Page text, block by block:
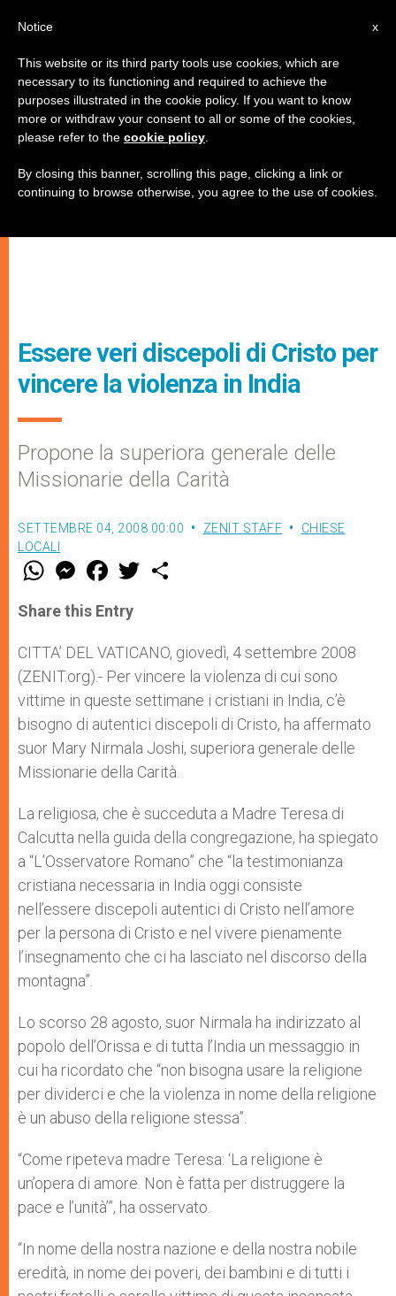
Essere veri discepoli di Cristo per
vincere la violenza in India
Propone la superiora generale delle
Missionarie della Carità
SETTEMBRE 04, 2008 00:00 ZENIT STAFF
CHIESE
LOCALI
W
t
s
p
p
M
e
s
e
g
e
r
F
a
e
b
o
k
w
r
Share this Entry
CITTA’ DEL VATICANO, giovedì, 4 settembre 2008
(ZENIT.org).- Per vincere la violenza di cui sono
vittime in queste settimane i cristiani in India, c’è
bisogno di autentici discepoli di Cristo, ha affermato
suor Mary Nirmala Joshi, superiora generale delle
Missionarie della Carità.
La religiosa, che è succeduta a Madre Teresa di
Calcutta nella guida della congregazione, ha spiegato
a “L’Osservatore Romano” che “la testimonianza
cristiana necessaria in India oggi consiste
nell’essere discepoli autentici di Cristo nell’amore
per la persona di Cristo e nel vivere pienamente
l’insegnamento che ci ha lasciato nel discorso della
montagna”.
Lo scorso 28 agosto, suor Nirmala ha indirizzato al
popolo dell’Orissa e di tutta l’India un messaggio in
cui ha ricordato che “non bisogna usare la religione
per dividerci e che la violenza in nome della religione
è un abuso della religione stessa”.
“Come ripeteva madre Teresa: ‘La religione è
un’opera di amore. Non è fatta per distruggere la
pace e l’unità’”, ha osservato.
“In nome della nostra nazione e della nostra nobile
eredità, in nome dei poveri, dei bambini e di tutti i
x
Notice
This website or its third party tools use cookies, which are
necessary to its functioning and required to achieve the
purposes illustrated in the cookie policy. If you want to know
more or withdraw your consent to all or some of the cookies,
please refer to the cookie policy
By closing this banner, scrolling this page, clicking a link or
continuing to browse otherwise, you agree to the use of cookies.